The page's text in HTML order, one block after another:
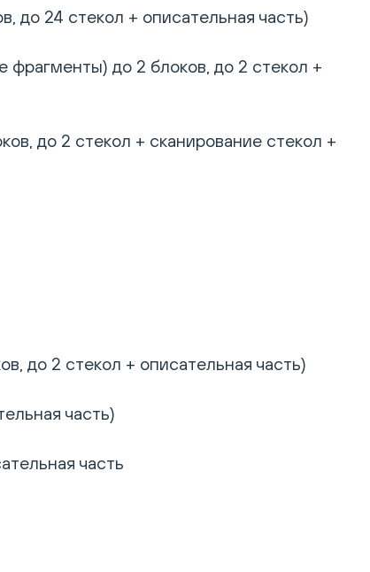
до 24 стекол + описательная часть)
фрагменты) до 2 блоков, до 2 стекол +
до 2 стекол + сканирование стекол +
до 2 стекол + описательная часть)
часть)
часть